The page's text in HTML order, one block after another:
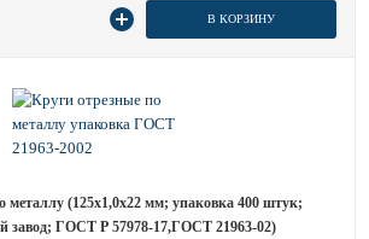
В КОРЗИНУ
металлу (125х1,0х22 мм; упаковка 400 штук;
завод; ГОСТ Р 57978-17,ГОСТ 21963-02)